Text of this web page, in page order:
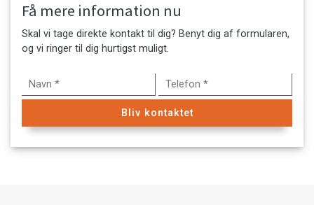
Få mere information nu
Skal vi tage direkte kontakt til dig? Benyt dig af formularen,
og vi ringer til dig hurtigst muligt.